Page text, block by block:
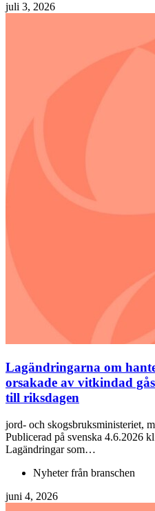
juli 3, 2026
Lagändringarna om
orsakade av vitkindad
till riksdagen
jord- och skogsbruksministeriet,
Publicerad på svenska 4.6.2026
Lagändringar som…
Nyheter från branschen
juni 4, 2026